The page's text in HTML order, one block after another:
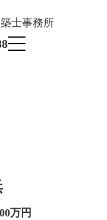
士事務所
万円